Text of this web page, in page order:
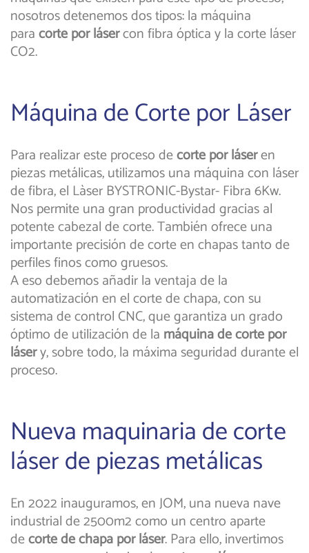
nosotros detenemos dos tipos: la máquina
paracorte por lásercon fibra óptica y la corte láser
CO2.
Máquina de Corte por Láser
Para realizar este proceso decorte por láseren
piezas metálicas, utilizamos una máquina con láser
de fibra, el Làser BYSTRONIC-Bystar- Fibra 6Kw.
Nos permite una gran productividad gracias al
potente cabezal de corte. También ofrece una
importante precisión de corte en chapas tanto de
perfiles finos como gruesos.
A eso debemos añadir la ventaja de la
automatización en el corte de chapa, con su
sistema de control CNC, que garantiza un grado
óptimo de utilización de la máquina de corte por
lásery, sobre todo, la máxima seguridad durante el
proceso.
Nueva maquinaria de corte
láser de piezas metálicas
En 2022 inauguramos, en JOM, una nueva nave
industrial de 2500m2 como un centro aparte
decorte de chapa por láser. Para ello, invertimos